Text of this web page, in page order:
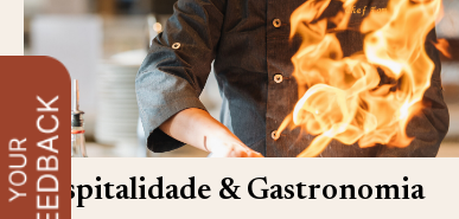
Hospitalidade & Gastronomia